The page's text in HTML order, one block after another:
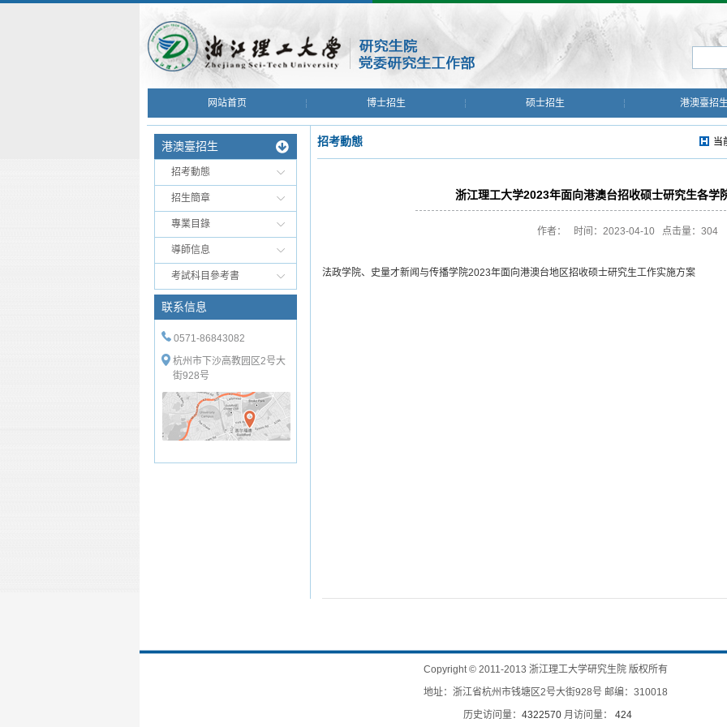
网站首页 博士招生 硕士招生 港澳臺招
港澳臺招生
招考動態
招生簡章
專業目錄
導師信息
考試科目參考書
联系信息
0571-86843082
杭州市下沙高教园区2号大
街928号
招考動態 当
浙江理工大学2023年面向港澳台招收硕士研究生各学
作者： 时间：2023-04-10 点击量： 304
法政学院、史量才新闻与传播学院2023年面向港澳台地区招收硕士研究生工作实施方案
Copyright©2011-2013 浙江理工大学研究生院 版权所有
地址：浙江省杭州市钱塘区2号大街928号 邮编：310018
历史访问量： 4322570 月访问量： 424